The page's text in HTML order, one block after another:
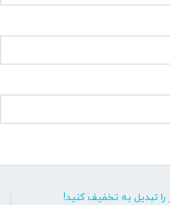
را تبدیل به تخفیف کنید!